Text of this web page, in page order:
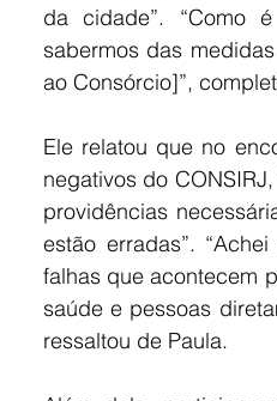
da cidade”. “Como
sabermos das
ao Consórcio]”,
Ele relatou que no
negativos do
providências
estão erradas”.
falhas que acontecem
saúde e pessoas
ressaltou de Paula.